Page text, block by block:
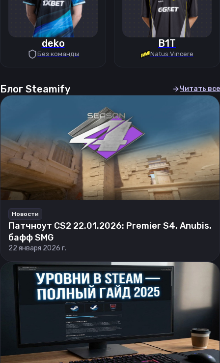
deko
Без команды
B1T
Natus Vincere
Блог Steamify Читать все
Новости
Патчноут CS2 22.01.2026: Premier S4, Anubis,
бафф SMG
22 января 2026 г.